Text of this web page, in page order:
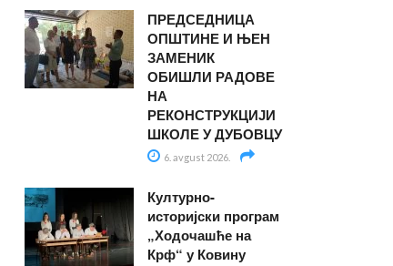
ПРЕДСЕДНИЦА
ОПШТИНЕ И ЊЕН
ЗАМЕНИК
ОБИШЛИ РАДОВЕ
НА
РЕКОНСТРУКЦИЈИ
ШКОЛЕ У ДУБОВЦУ
6. avgust 2026.
Културно-
историјски програм
„Ходочашће на
Крф“ у Ковину